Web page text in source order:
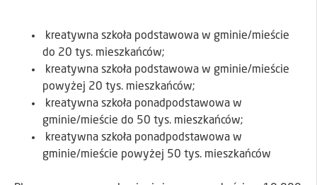
kreatywna szkoła podstawowa w gminie/mieście
do 20 tys. mieszkańców;
kreatywna szkoła podstawowa w gminie/mieście
powyżej 20 tys. mieszkańców;
kreatywna szkoła ponadpodstawowa w
gminie/mieście do 50 tys. mieszkańców;
kreatywna szkoła ponadpodstawowa w
gminie/mieście powyżej 50 tys. mieszkańców